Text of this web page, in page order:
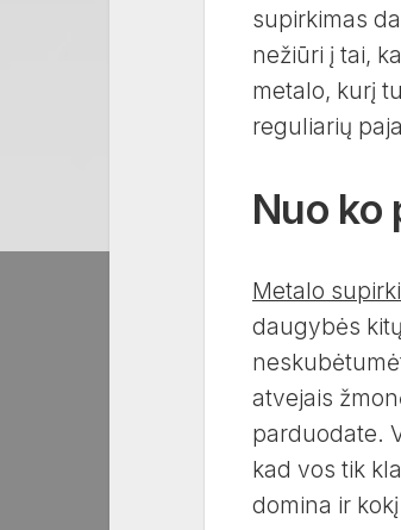
supirkimas
nežiūri į tai,
metalo, kurį
reguliarių
Nuo ko
Metalo
daugybės
atvejais
parduodate.
kad vos tik
domina ir